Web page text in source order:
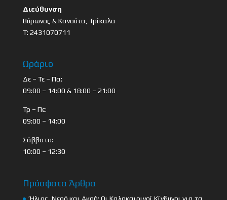
Διεύθυνση
Βύρωνος & Κανούτα, Τρίκαλα
Τ: 2431070711
Ωράριο
Δε – Τε – Πα:
09:00 – 14:00 & 18:00 – 21:00
Τρ – Πε:
09:00 – 14:00
Σάββατο:
10:00 – 12:30
Πρόσφατα Άρθρα
Ήλιος, Νερό και Ακοή: Οι Καλοκαιρινοί Κίνδυνοι για τα